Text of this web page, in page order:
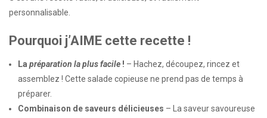
personnalisable.
Pourquoi j’AIME cette recette !
La préparation la plus facile ! – Hachez, découpez, rincez et
assemblez ! Cette salade copieuse ne prend pas de temps à
préparer.
Combinaison de saveurs délicieuses – La saveur savoureuse